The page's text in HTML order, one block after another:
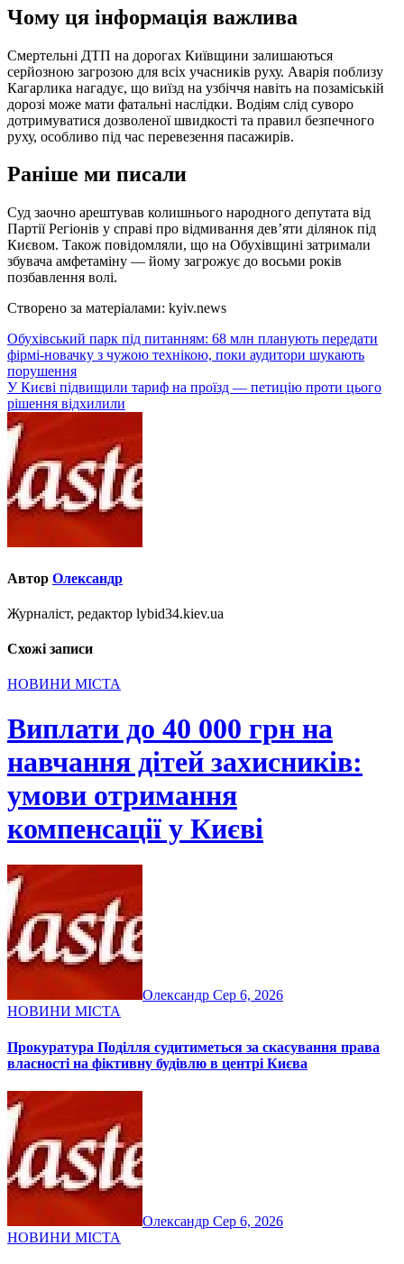
Чому ця інформація важлива
Смертельні ДТП на дорогах Київщини залишаються
серйозною загрозою для всіх учасників руху. Аварія поблизу
Кагарлика нагадує, що виїзд на узбіччя навіть на позаміській
дорозі може мати фатальні наслідки. Водіям слід суворо
дотримуватися дозволеної швидкості та правил безпечного
руху, особливо під час перевезення пасажирів.
Раніше ми писали
Суд заочно арештував колишнього народного депутата від
Партії Регіонів у справі про відмивання дев’яти ділянок під
Києвом. Також повідомляли, що на Обухівщині затримали
збувача амфетаміну — йому загрожує до восьми років
позбавлення волі.
Створено за матеріалами: kyiv.news
Навігація
записів
Обухівський парк під питанням: 68 млн планують передати
фірмі-новачку з чужою технікою, поки аудитори шукають
порушення
У Києві підвищили тариф на проїзд — петицію проти цього
рішення відхилили
Автор Олександр
Журналіст, редактор lybid34.kiev.ua
Схожі записи
НОВИНИ МІСТА
Виплати до 40 000 грн на
навчання дітей захисників:
умови отримання
компенсації у Києві
Олександр Сер 6, 2026
НОВИНИ МІСТА
Прокуратура Поділля судитиметься за скасування права
власності на фіктивну будівлю в центрі Києва
Олександр Сер 6, 2026
НОВИНИ МІСТА